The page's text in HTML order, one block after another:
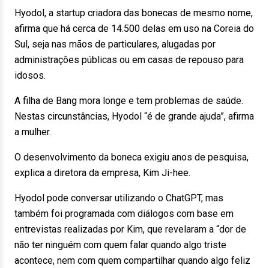
Hyodol, a startup criadora das bonecas de mesmo nome,
afirma que há cerca de 14.500 delas em uso na Coreia do
Sul, seja nas mãos de particulares, alugadas por
administrações públicas ou em casas de repouso para
idosos.
A filha de Bang mora longe e tem problemas de saúde.
Nestas circunstâncias, Hyodol “é de grande ajuda”, afirma
a mulher.
O desenvolvimento da boneca exigiu anos de pesquisa,
explica a diretora da empresa, Kim Ji-hee.
Hyodol pode conversar utilizando o ChatGPT, mas
também foi programada com diálogos com base em
entrevistas realizadas por Kim, que revelaram a “dor de
não ter ninguém com quem falar quando algo triste
acontece, nem com quem compartilhar quando algo feliz